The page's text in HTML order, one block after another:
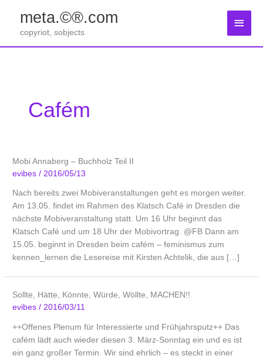
springen
meta.©®.com
copyriot, sobjects
Cafém
Mobi Annaberg – Buchholz Teil II
evibes/ 2016/05/13
Nach bereits zwei Mobiveranstaltungen geht es morgen weiter.
Am 13.05. findet im Rahmen des Klatsch Café in Dresden die
nächste Mobiveranstaltung statt. Um 16 Uhr beginnt das
Klatsch Café und um 18 Uhr der Mobivortrag. @FB Dann am
15.05. beginnt in Dresden beim cafém – feminismus zum
kennen_lernen die Lesereise mit Kirsten Achtelik, die aus […]
Sollte, Hätte, Könnte, Würde, Wöllte, MACHEN!!
evibes/2016/03/11
++Offenes Plenum für Interessierte und Frühjahrsputz++ Das
cafém lädt auch wieder diesen 3. März-Sonntag ein und es ist
ein ganz großer Termin. Wir sind ehrlich – es steckt in einer